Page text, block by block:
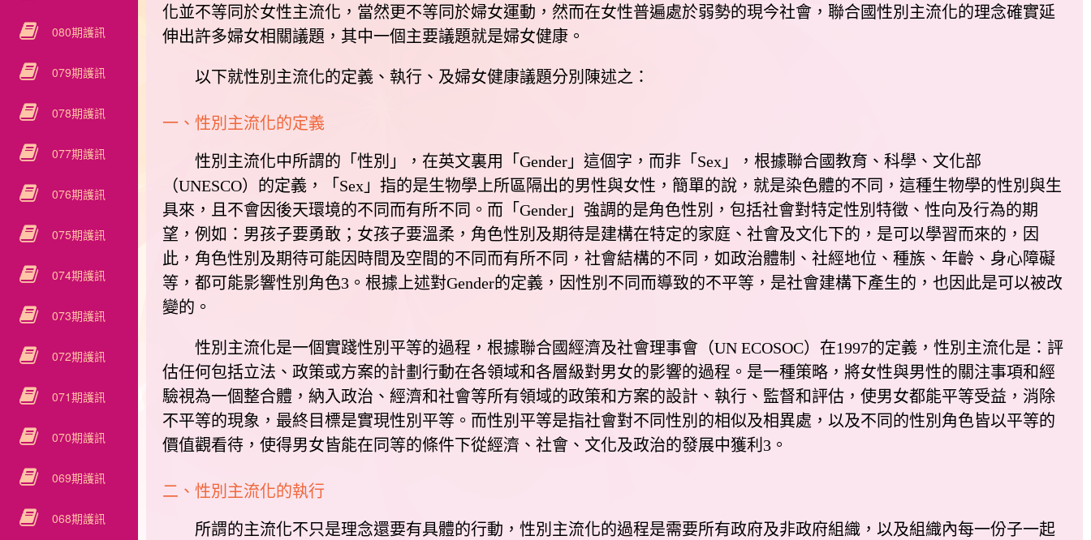
080期護訊
079期護訊
078期護訊
077期護訊
076期護訊
075期護訊
074期護訊
073期護訊
072期護訊
071期護訊
070期護訊
069期護訊
068期護訊
化並不等同於女性主流化，當然更不等同於婦女運動，然而在女性普遍處於弱勢的現今社會，聯合國性別主流化的理念確實延
伸出許多婦女相關議題，其中一個主要議題就是婦女健康。
以下就性別主流化的定義、執行、及婦女健康議題分別陳述之：
一、性別主流化的定義
性別主流化中所謂的「性別」，在英文裏用「Gender」這個字，而非「Sex」，根據聯合國教育、科學、文化部
（UNESCO）的定義，「Sex」指的是生物學上所區隔出的男性與女性，簡單的說，就是染色體的不同，這種生物學的性別與生
具來，且不會因後天環境的不同而有所不同。而「Gender」強調的是角色性別，包括社會對特定性別特徵、性向及行為的期
望，例如：男孩子要勇敢；女孩子要溫柔，角色性別及期待是建構在特定的家庭、社會及文化下的，是可以學習而來的，因
此，角色性別及期待可能因時間及空間的不同而有所不同，社會結構的不同，如政治體制、社經地位、種族、年齡、身心障礙
等，都可能影響性別角色3。根據上述對Gender的定義，因性別不同而導致的不平等，是社會建構下產生的，也因此是可以被改
變的。
性別主流化是一個實踐性別平等的過程，根據聯合國經濟及社會理事會（UN ECOSOC）在1997的定義，性別主流化是：評
估任何包括立法、政策或方案的計劃行動在各領域和各層級對男女的影響的過程。是一種策略，將女性與男性的關注事項和經
驗視為一個整合體，納入政治、經濟和社會等所有領域的政策和方案的設計、執行、監督和評估，使男女都能平等受益，消除
不平等的現象，最終目標是實現性別平等。而性別平等是指社會對不同性別的相似及相異處，以及不同的性別角色皆以平等的
價值觀看待，使得男女皆能在同等的條件下從經濟、社會、文化及政治的發展中獲利3。
二、性別主流化的執行
所謂的主流化不只是理念還要有具體的行動，性別主流化的過程是需要所有政府及非政府組織，以及組織內每一份子一起